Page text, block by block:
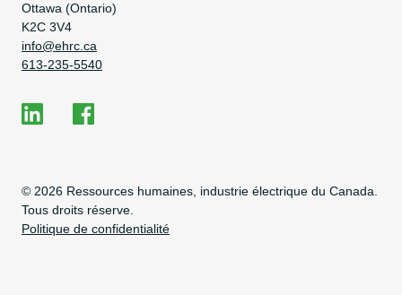
Ottawa (Ontario)
K2C 3V4
Adresse courriel
info@ehrc.ca
Numéro de téléphone
613-235-5540
Copyright Information
© 2026 Ressources humaines, industrie électrique du Canada.
Tous droits réserve.
Politique de confidentialité